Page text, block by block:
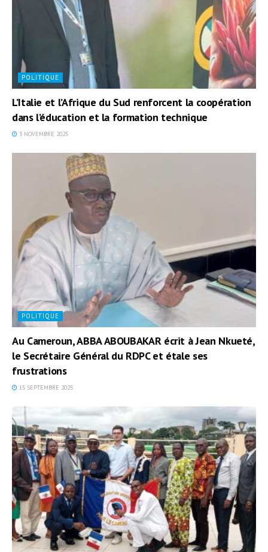
POLITIQUE
L’Italie et l’Afrique du Sud renforcent la coopération
dans l’éducation et la formation technique
3 NOVEMBRE 2025
POLITIQUE
Au Cameroun, ABBA ABOUBAKAR écrit à Jean Nkueté,
le Secrétaire Général du RDPC et étale ses
frustrations
15 SEPTEMBRE 2025